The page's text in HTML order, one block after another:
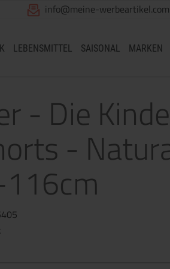
info@meine-werbeartikel.com
LEBENSMITTEL SAISONAL MARKEN
- Die
-